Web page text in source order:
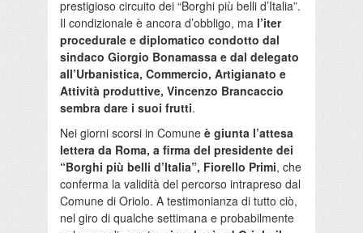
prestigioso circuito dei “Borghi più belli d’Italia”.
Il condizionale è ancora d’obbligo, ma l’iter
procedurale e diplomatico condotto dal
sindaco Giorgio Bonamassa e dal delegato
all’Urbanistica, Commercio, Artigianato e
Attività produttive, Vincenzo Brancaccio
sembra dare i suoi frutti.
Nei giorni scorsi in Comune è giunta l’attesa
lettera da Roma, a firma del presidente dei
“Borghi più belli d’Italia”, Fiorello Primi, che
conferma la validità del percorso intrapreso dal
Comune di Oriolo. A testimonianza di tutto ciò,
nel giro di qualche settimana e probabilmente